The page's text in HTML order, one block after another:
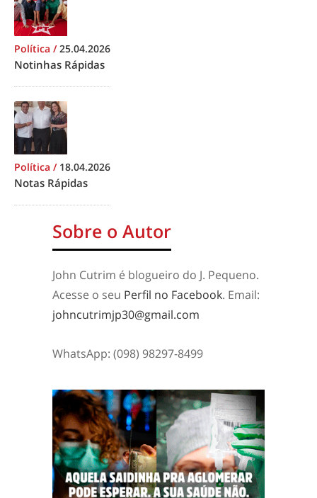
Política /25.04.2026
Notinhas Rápidas
Política / 18.04.2026
Notas Rápidas
Sobre o Autor
John Cutrim é blogueiro do J. Pequeno.
Acesse o seu Perfil no Facebook. Email:
johncutrimjp30@gmail.com
WhatsApp: (098) 98297-8499